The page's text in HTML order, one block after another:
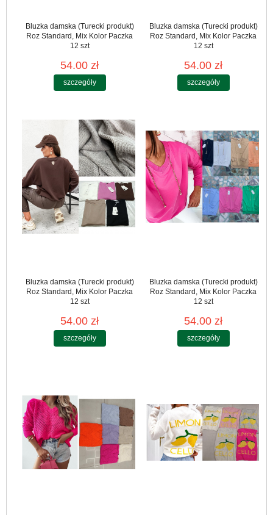
Bluzka damska (Turecki produkt)
Roz Standard, Mix Kolor Paczka
12 szt
54.00 zł
szczegóły
Bluzka damska (Turecki produkt)
Roz Standard, Mix Kolor Paczka
12 szt
54.00 zł
szczegóły
Bluzka damska (Turecki produkt)
Roz Standard, Mix Kolor Paczka
12 szt
54.00 zł
szczegóły
Bluzka damska (Turecki produkt)
Roz Standard, Mix Kolor Paczka
12 szt
54.00 zł
szczegóły